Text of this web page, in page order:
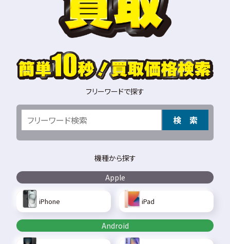
フリーワードで探す
検 索
機種から探す
Apple
iPhone iPad
Android